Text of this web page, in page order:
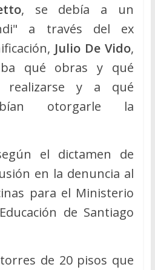
, se debía a un
a través del ex
Julio De Vido,
qué obras y qué
realizarse y a qué
otorgarle la
el dictamen de
en la denuncia al
para el Ministerio
de Santiago
de 20 pisos que